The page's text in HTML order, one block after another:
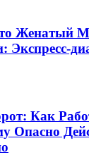
Женатый
Экспресс-
Как
Опасно